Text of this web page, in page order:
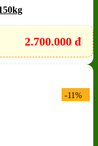
2.700.000 đ
-11%